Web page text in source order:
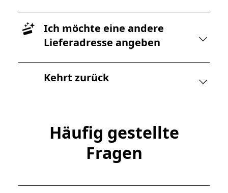
Ich möchte eine andere
Lieferadresse angeben
Kehrt zurück
Häufig gestellte
Fragen